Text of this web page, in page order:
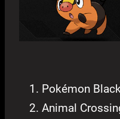
Pokémon
Animal